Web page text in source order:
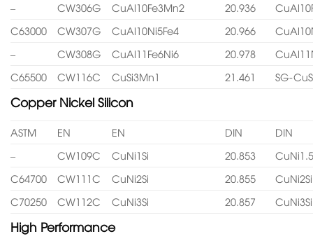
–
CW306G CuAl10Fe3Mn2 20.936
C63000
CW307G CuAl10Ni5Fe4 20.966
–
CW308G CuAl11Fe6Ni6 20.978
C65500
CW116C CuSi3Mn1 21.461 SG-
Copper Nickel Silicon
ASTM EN EN DIN
DIN
–
CW109C CuNi1Si 20.853
C64700
CW111C CuNi2Si 20.855
CuNi2Si
C70250
CW112C CuNi3Si 20.857 CuNi3Si
High Performance